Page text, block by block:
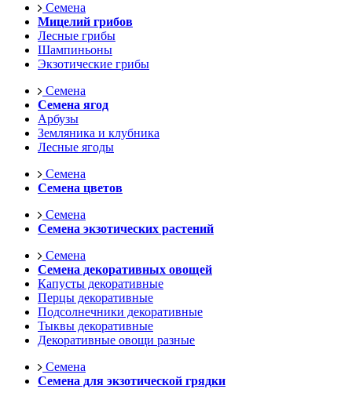
Семена
Мицелий грибов
Лесные грибы
Шампиньоны
Экзотические грибы
Семена
Семена ягод
Арбузы
Земляника и клубника
Лесные ягоды
Семена
Семена цветов
Семена
Семена экзотических растений
Семена
Семена декоративных овощей
Капусты декоративные
Перцы декоративные
Подсолнечники декоративные
Тыквы декоративные
Декоративные овощи разные
Семена
Семена для экзотической грядки